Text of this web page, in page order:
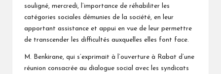
souligné, mercredi, l’importance de réhabiliter les
catégories sociales démunies de la société, en leur
apportant assistance et appui en vue de leur permettre
de transcender les difficultés auxquelles elles font face.
M. Benkirane, qui s’exprimait à l’ouverture à Rabat d’une
réunion consacrée au dialogue social avec les syndicats